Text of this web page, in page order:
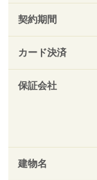
契約期間
カード決済
保証会社
建物名